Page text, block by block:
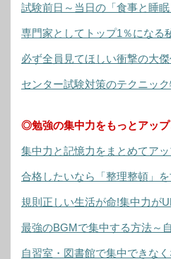
試験前日～当日の「食事と睡
専門家としてトップ1％になる
必ず全員見てほしい衝撃の大
センター試験対策のテクニック
◎勉強の集中力をもっとアッ
集中力と記憶力をまとめてア
合格したいなら「整理整頓」を
規則正しい生活が命!集中力が
最強のBGMで集中する方法～
自習室・図書館で集中できな